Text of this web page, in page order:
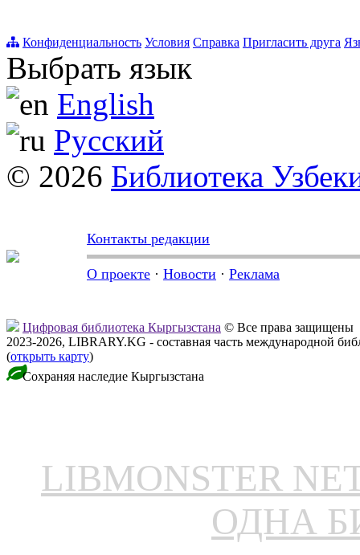
Конфиденциальность Условия Справка Пригласить друга
Выбрать язык
English
Русский
© 2026 Библиотека
Контакты редакции
О проекте · Новости · Реклама
Цифровая библиотека Кыргызстана © Все права защищены
2023-2026, LIBRARY.KG - составная часть международной
(открыть карту)
Сохраняя наследие Кыргызстана
LIBMONSTER
ОДНА